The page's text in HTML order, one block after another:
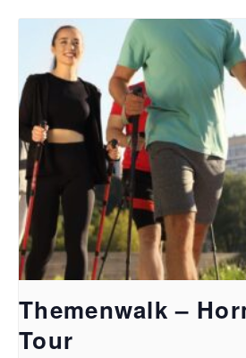
Themenwalk –
Tour